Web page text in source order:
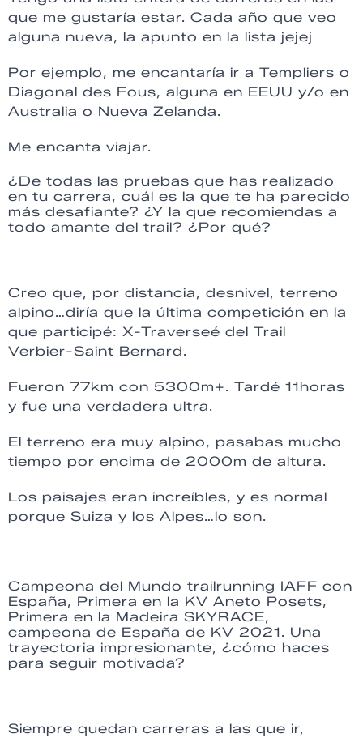
que me gustaría estar. Cada año que veo
alguna nueva, la apunto en la lista jejej
Por ejemplo, me encantaría ir a Templiers o
Diagonal des Fous, alguna en EEUU y/o en
Australia o Nueva Zelanda.
Me encanta viajar.
¿De todas las pruebas que has realizado
en tu carrera, cuál es la que te ha parecido
más desafiante? ¿Y la que recomiendas a
todo amante del trail? ¿Por qué?
Creo que, por distancia, desnivel, terreno
alpino…diría que la última competición en la
que participé: X-Traverseé del Trail
Verbier-Saint Bernard.
Fueron 77km con 5300m+. Tardé 11horas
y fue una verdadera ultra.
El terreno era muy alpino, pasabas mucho
tiempo por encima de 2000m de altura.
Los paisajes eran increíbles, y es normal
porque Suiza y los Alpes…lo son.
Campeona del Mundo trailrunning IAFF con
España, Primera en la KV Aneto Posets,
Primera en la Madeira SKYRACE,
campeona de España de KV 2021. Una
trayectoria impresionante, ¿cómo haces
para seguir motivada?
Siempre quedan carreras a las que ir,